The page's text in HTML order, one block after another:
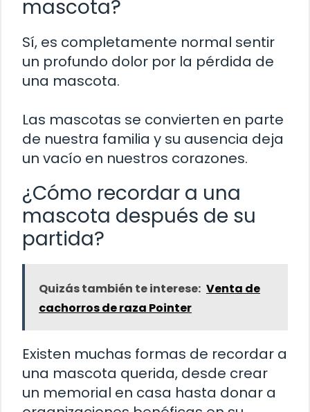
mascota?
Sí, es completamente normal sentir
un profundo dolor por la pérdida de
una mascota.
Las mascotas se convierten en parte
de nuestra familia y su ausencia deja
un vacío en nuestros corazones.
¿Cómo recordar a una
mascota después de su
partida?
Quizás también te interese: Venta de
cachorros de raza Pointer
Existen muchas formas de recordar a
una mascota querida, desde crear
un memorial en casa hasta donar a